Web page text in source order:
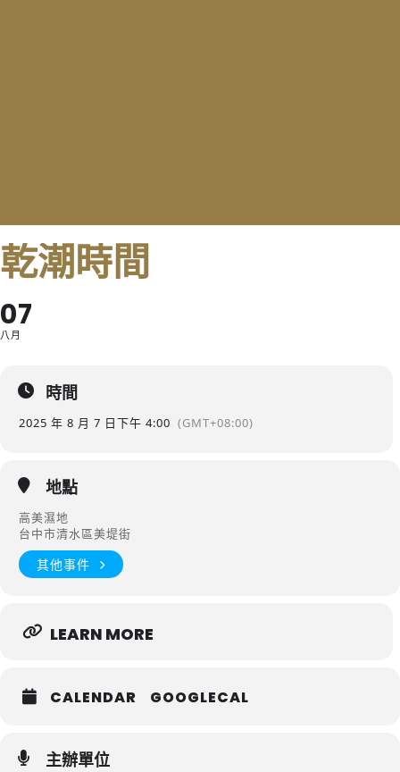
乾潮時間
07
八月
時間
2025 年 8 月 7 日下午 4:00 (GMT+08:00)
地點
高美濕地
台中市清水區美堤街
其他事件
LEARN MORE
CALENDAR GOOGLECAL
主辦單位